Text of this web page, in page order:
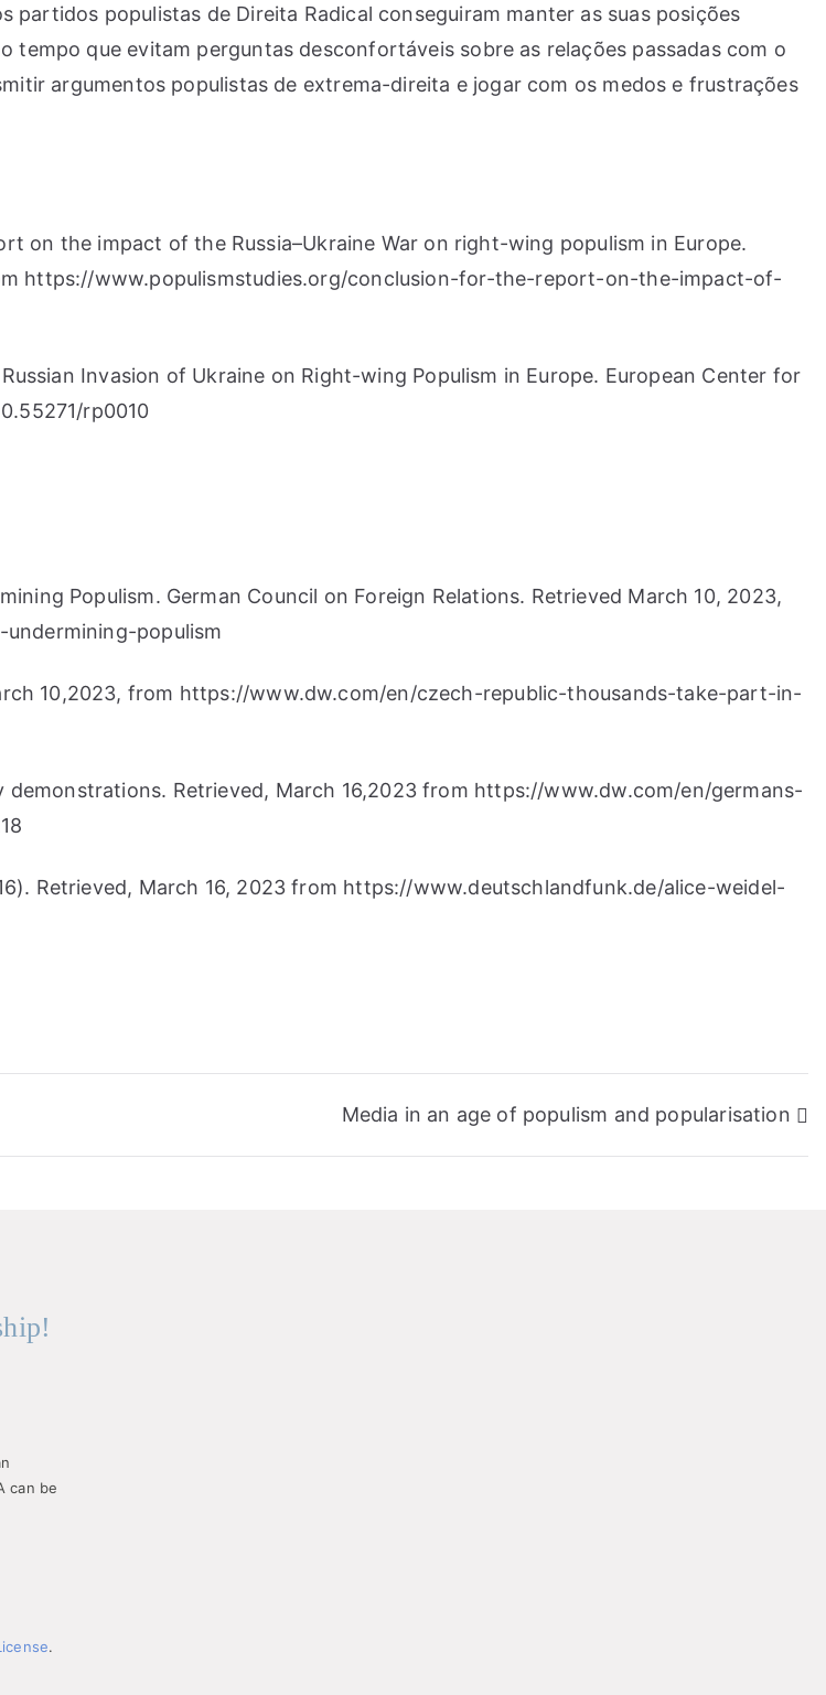
populistas de Direita Radical conseguiram manter as suas posições
tempo que evitam perguntas desconfortáveis sobre as relações passadas com o
argumentos populistas de extrema-direita e jogar com os medos e frustrações
on the impact of the Russia–Ukraine War on right-wing populism in Europe.
https://www.populismstudies.org/conclusion-for-the-report-on-the-impact-of-
Invasion of Ukraine on Right-wing Populism in Europe. European Center for
rp0010
Populism. German Council on Foreign Relations. Retrieved March 10, 2023,
populism
10,2023, from https://www.dw.com/en/czech-republic-thousands-take-part-in-
demonstrations. Retrieved, March 16,2023 from https://www.dw.com/en/germans-
Retrieved, March 16, 2023 from https://www.deutschlandfunk.de/alice-weidel-
Media in an age of populism and popularisation
can be
.